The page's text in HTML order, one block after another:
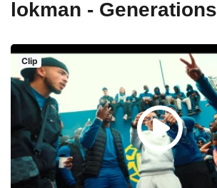
lokman - Generations
Clip